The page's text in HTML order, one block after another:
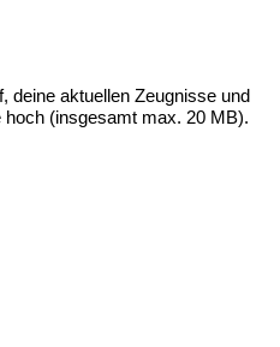
deine aktuellen Zeugnisse und
(insgesamt max. 20 MB).